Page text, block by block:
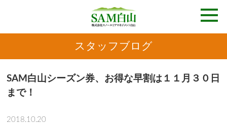
スタッフブログ
SAM白山シーズン券、お得な早割は１１月３０日
まで！
2018.10.20